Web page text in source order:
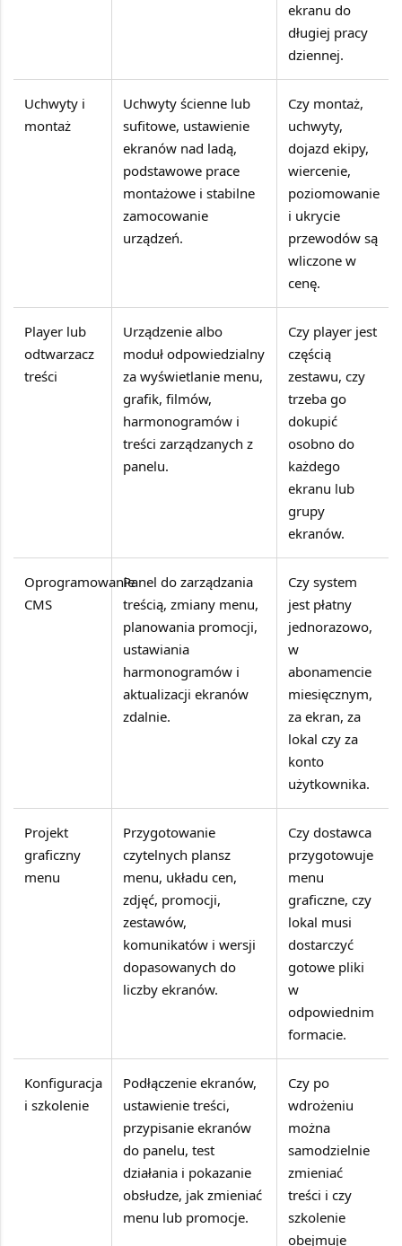
ekranu do
długiej pracy
dziennej.
Uchwyty i
montaż
Uchwyty ścienne lub
sufitowe, ustawienie
ekranów nad ladą,
podstawowe prace
montażowe i stabilne
zamocowanie
urządzeń.
Czy montaż,
uchwyty,
dojazd ekipy,
wiercenie,
poziomowanie
i ukrycie
przewodów są
wliczone w
cenę.
Player lub
odtwarzacz
treści
Urządzenie albo
moduł odpowiedzialny
za wyświetlanie menu,
grafik, filmów,
harmonogramów i
treści zarządzanych z
panelu.
Czy player jest
częścią
zestawu, czy
trzeba go
dokupić
osobno do
każdego
ekranu lub
grupy
ekranów.
Oprogramowanie
CMS
Panel do zarządzania
treścią, zmiany menu,
planowania promocji,
ustawiania
harmonogramów i
aktualizacji ekranów
zdalnie.
Czy system
jest płatny
jednorazowo,
w
abonamencie
miesięcznym,
za ekran, za
lokal czy za
konto
użytkownika.
Projekt
graficzny
menu
Przygotowanie
czytelnych plansz
menu, układu cen,
zdjęć, promocji,
zestawów,
komunikatów i wersji
dopasowanych do
liczby ekranów.
Czy dostawca
przygotowuje
menu
graficzne, czy
lokal musi
dostarczyć
gotowe pliki
w
odpowiednim
formacie.
Konfiguracja
i szkolenie
Podłączenie ekranów,
ustawienie treści,
przypisanie ekranów
do panelu, test
działania i pokazanie
obsłudze, jak zmieniać
menu lub promocje.
Czy po
wdrożeniu
można
samodzielnie
zmieniać
treści i czy
szkolenie
obejmuje